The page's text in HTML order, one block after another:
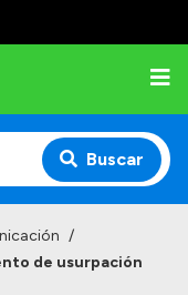
Buscar
/
de usurpación